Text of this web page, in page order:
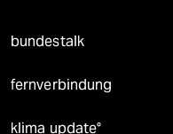
bundestalk
fernverbindung
klima update°